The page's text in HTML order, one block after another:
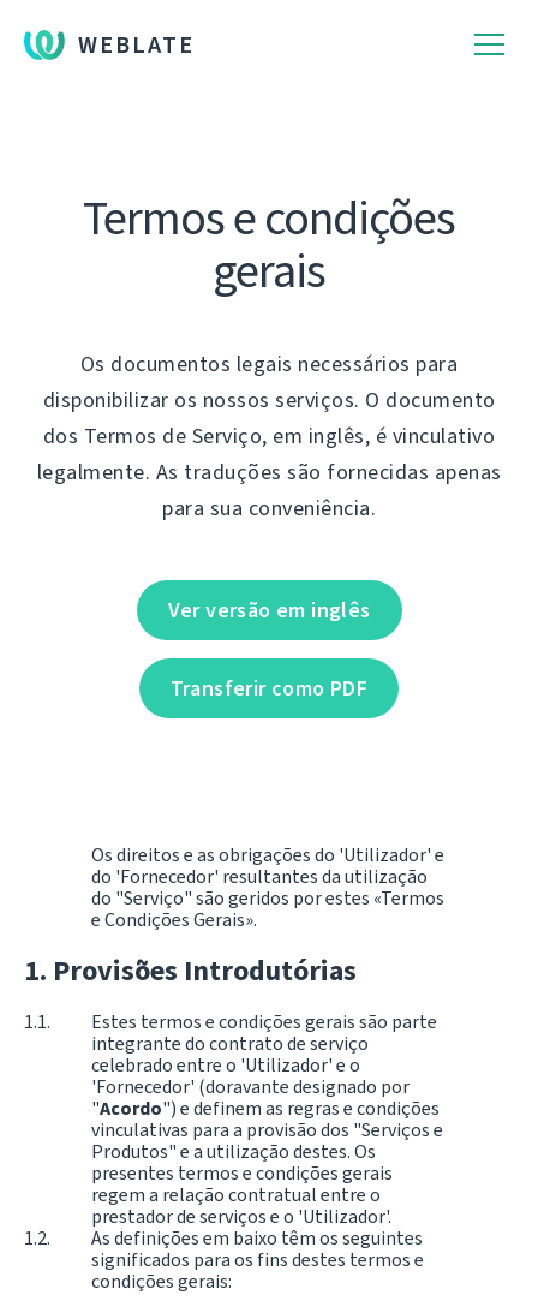
WEBLATE
Termos e condições
gerais
Os documentos legais necessários para
disponibilizar os nossos serviços. O documento
dos Termos de Serviço, em inglês, é vinculativo
legalmente. As traduções são fornecidas apenas
para sua conveniência.
Ver versão em inglês
Transferir como PDF
Os direitos e as obrigações do 'Utilizador' e
do 'Fornecedor' resultantes da utilização
do "Serviço" são geridos por estes «Termos
e Condições Gerais».
Provisões Introdutórias
Estes termos e condições gerais são parte
integrante do contrato de serviço
celebrado entre o 'Utilizador' e o
'Fornecedor' (doravante designado por
"Acordo") e definem as regras e condições
vinculativas para a provisão dos "Serviços e
Produtos" e a utilização destes. Os
presentes termos e condições gerais
regem a relação contratual entre o
prestador de serviços e o 'Utilizador'.
As definições em baixo têm os seguintes
significados para os fins destes termos e
condições gerais: